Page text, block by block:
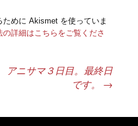
めに Akismet を使っていま
詳細はこちらをご覧くださ
アニサマ３日目。最終日
です。 →